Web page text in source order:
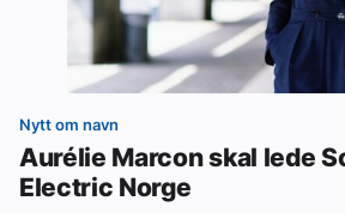
Nytt om navn
Aurélie Marcon skal lede
Electric Norge